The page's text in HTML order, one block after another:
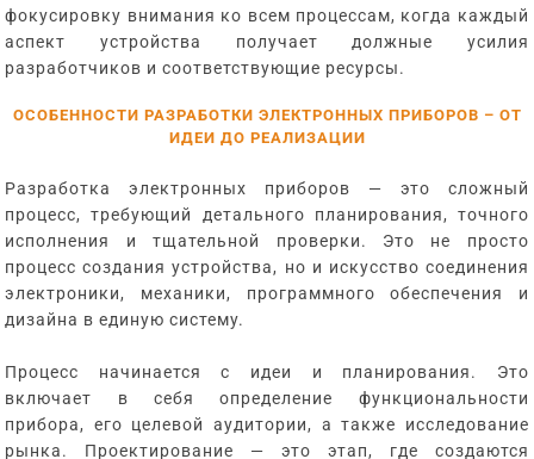
фокусировку внимания ко всем процессам, когда каждый
аспект устройства получает должные усилия
разработчиков и соответствующие ресурсы.
ОСОБЕННОСТИ РАЗРАБОТКИ ЭЛЕКТРОННЫХ ПРИБОРОВ – ОТ
ИДЕИ ДО РЕАЛИЗАЦИИ
Разработка электронных приборов — это сложный
процесс, требующий детального планирования, точного
исполнения и тщательной проверки. Это не просто
процесс создания устройства, но и искусство соединения
электроники, механики, программного обеспечения и
дизайна в единую систему.
Процесс начинается с идеи и планирования. Это
включает в себя определение функциональности
прибора, его целевой аудитории, а также исследование
рынка. Проектирование — это этап, где создаются